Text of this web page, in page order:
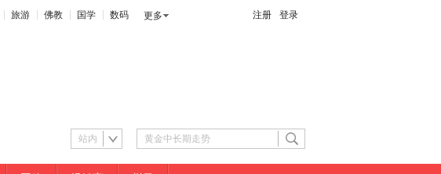
旅游 佛教 国学 数码 更多 注册 登录
站内